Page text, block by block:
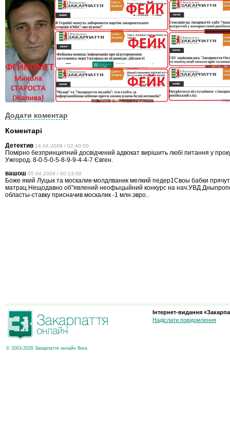
Додати коментар
Коментарі
Детектив 14.04.2009 / 02:40:00
Помірно безпринципний досвідчений адвокат вирішить любі питання у
Ужгород. 8-0-5-0-5-8-9-9-4-4-7 Євген.
вашош 05.04.2009 / 00:13:00
Боже який Луцык та москалик-молдлваник мелкий педер1Своы бабки
матрац.Нещодавно об"явлений неофыцыйний конкурс на нач.УВД
областы-ставку присначив москалик -1 млн.эвро..
© 2003-2026 Закарпаття онлайн Beta
Інтернет-видання
Надіслати повідомлення